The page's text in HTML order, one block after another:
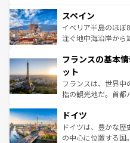
ろん、トスカーナの
景など、自然景観も
ピザやパスタなど、
ませてくれるイタリ
なお、新着のイタリ
しい。
スペイン
イベリア半島のほぼ
注ぐ地中海沿岸から
文化が根付くこの国
れる闘牛、そして美
る。首都マドリード
アートに溢れた街角
せる。地方によって
ンテンツ一覧を参照
フランスの基本
ット
フランスは、世界中
指の観光地だ。首都
で、幅広い魅力が詰
聖堂、美しいビー
から魅了する。また
ドイツ
ドイツは、豊かな
の中心に位置する国